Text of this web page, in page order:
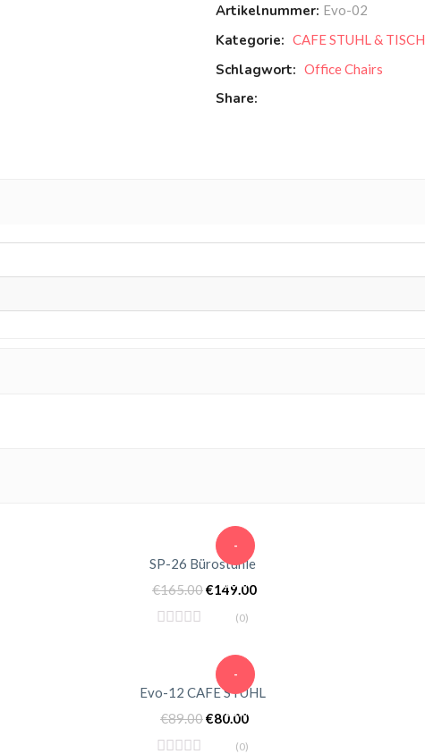
Artikelnummer: Evo-02
Kategorie: CAFE STUHL & TISCH
Schlagwort: Office Chairs
Share:
-
10%
SP-26 Bürostühle
€165.00€149.00
(0)
-
10%
Evo-12 CAFE STUHL
€89.00€80.00
(0)